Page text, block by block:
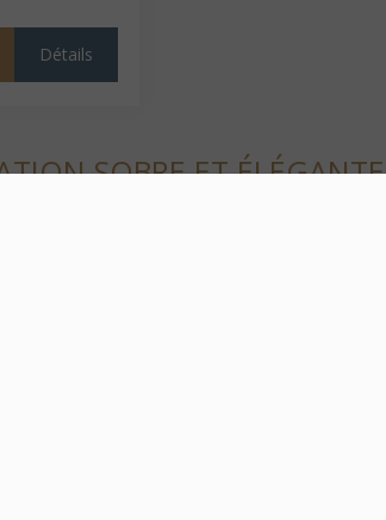
Détails
SOBRE ET ÉLÉGANTE